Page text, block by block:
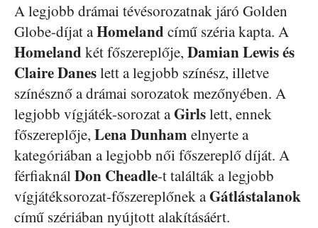
A legjobb drámai tévésorozatnak járó Golden
Globe-díjat aHomeland című széria kapta. A
Homeland két főszereplője, Damian Lewis és
Claire Daneslett a legjobb színész, illetve
színésznő a drámai sorozatok mezőnyében. A
legjobb vígjáték-sorozat aGirlslett, ennek
főszereplője, Lena Dunham elnyerte a
kategóriában a legjobb női főszereplő díját. A
férfiaknálDon Cheadle-t találták a legjobb
vígjátéksorozat-főszereplőnek aGátlástalanok
című szériában nyújtott alakításáért.